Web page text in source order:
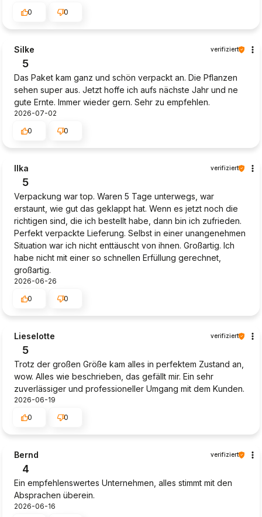
0
0
Silke verifiziert
5
Das Paket kam ganz und schön verpackt an. Die Pflanzen
sehen super aus. Jetzt hoffe ich aufs nächste Jahr und ne
gute Ernte. Immer wieder gern. Sehr zu empfehlen.
2026-07-02
0
0
Ilka verifiziert
5
Verpackung war top. Waren 5 Tage unterwegs, war
erstaunt, wie gut das geklappt hat. Wenn es jetzt noch die
richtigen sind, die ich bestellt habe, dann bin ich zufrieden.
Perfekt verpackte Lieferung. Selbst in einer unangenehmen
Situation war ich nicht enttäuscht von ihnen. Großartig. Ich
habe nicht mit einer so schnellen Erfüllung gerechnet,
großartig.
2026-06-26
0
0
Lieselotte verifiziert
5
Trotz der großen Größe kam alles in perfektem Zustand an,
wow. Alles wie beschrieben, das gefällt mir. Ein sehr
zuverlässiger und professioneller Umgang mit dem Kunden.
2026-06-19
0
0
Bernd verifiziert
4
Ein empfehlenswertes Unternehmen, alles stimmt mit den
Absprachen überein.
2026-06-16